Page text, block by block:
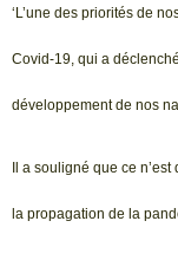
‘L’une des priorités de
Covid-19, qui a
développement de nos
Il a souligné que ce
la propagation de la